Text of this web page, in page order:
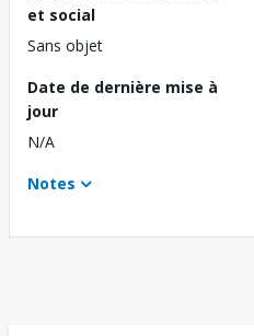
et social
Sans objet
Date de dernière mise à
jour
N/A
Notes